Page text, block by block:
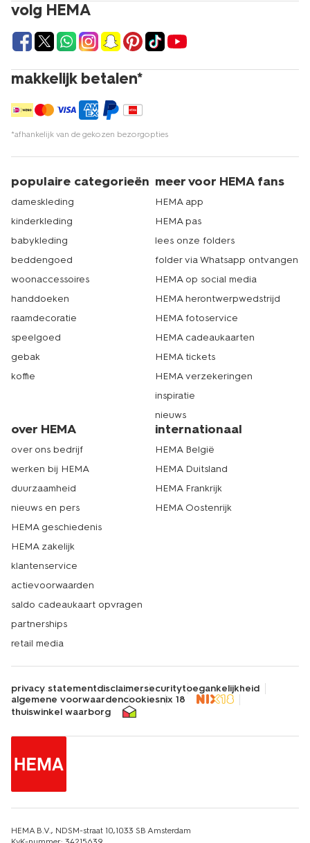
volg HEMA
makkelijk betalen*
*afhankelijk van de gekozen bezorgopties
populaire categorieën
dameskleding
kinderkleding
babykleding
beddengoed
woonaccessoires
handdoeken
raamdecoratie
speelgoed
gebak
koffie
meer voor HEMA fans
HEMA app
HEMA pas
lees onze folders
folder via Whatsapp ontvangen
HEMA op social media
HEMA herontwerpwedstrijd
HEMA fotoservice
HEMA cadeaukaarten
HEMA tickets
HEMA verzekeringen
inspiratie
nieuws
over HEMA
over ons bedrijf
werken bij HEMA
duurzaamheid
nieuws en pers
HEMA geschiedenis
HEMA zakelijk
klantenservice
actievoorwaarden
saldo cadeaukaart opvragen
partnerships
retail media
internationaal
HEMA België
HEMA Duitsland
HEMA Frankrijk
HEMA Oostenrijk
privacy statementdisclaimersecuritytoegankelijkheid
algemene voorwaardencookiesnix 18
thuiswinkel waarborg
HEMA B.V., NDSM-straat 10,1033 SB Amsterdam